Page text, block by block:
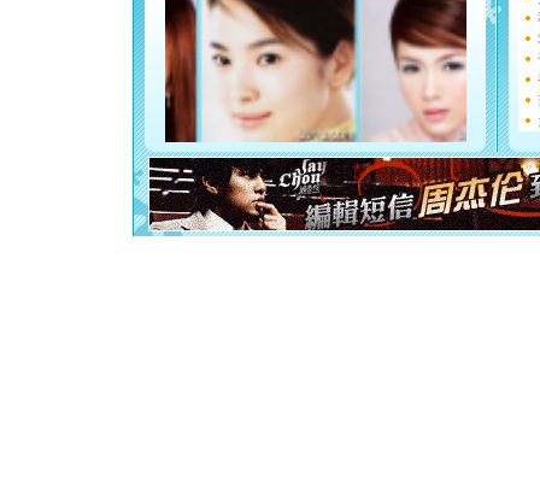
能正大
都要快乐
[圣诞节]
如意,快
[元旦]
看
断电。
你是我
[元旦]如
起；二是
离。水晶
[元旦]当
泣，这痛